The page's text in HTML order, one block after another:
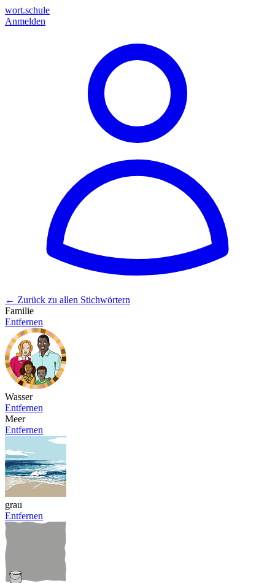
wort.schule
Anmelden
← Zurück zu allen Stichwörtern
Familie
Entfernen
Wasser
Entfernen
Meer
Entfernen
grau
Entfernen